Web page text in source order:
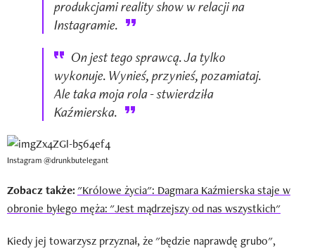
produkcjami reality show w relacji na
Instagramie.
On jest tego sprawcą. Ja tylko
wykonuje. Wynieś, przynieś, pozamiataj.
Ale taka moja rola - stwierdziła
Kaźmierska.
Instagram @drunkbutelegant
Zobacz także:"Królowe życia": Dagmara Kaźmierska staje w
obronie byłego męża: "Jest mądrzejszy od nas wszystkich"
Kiedy jej towarzysz przyznał, że "będzie naprawdę grubo",